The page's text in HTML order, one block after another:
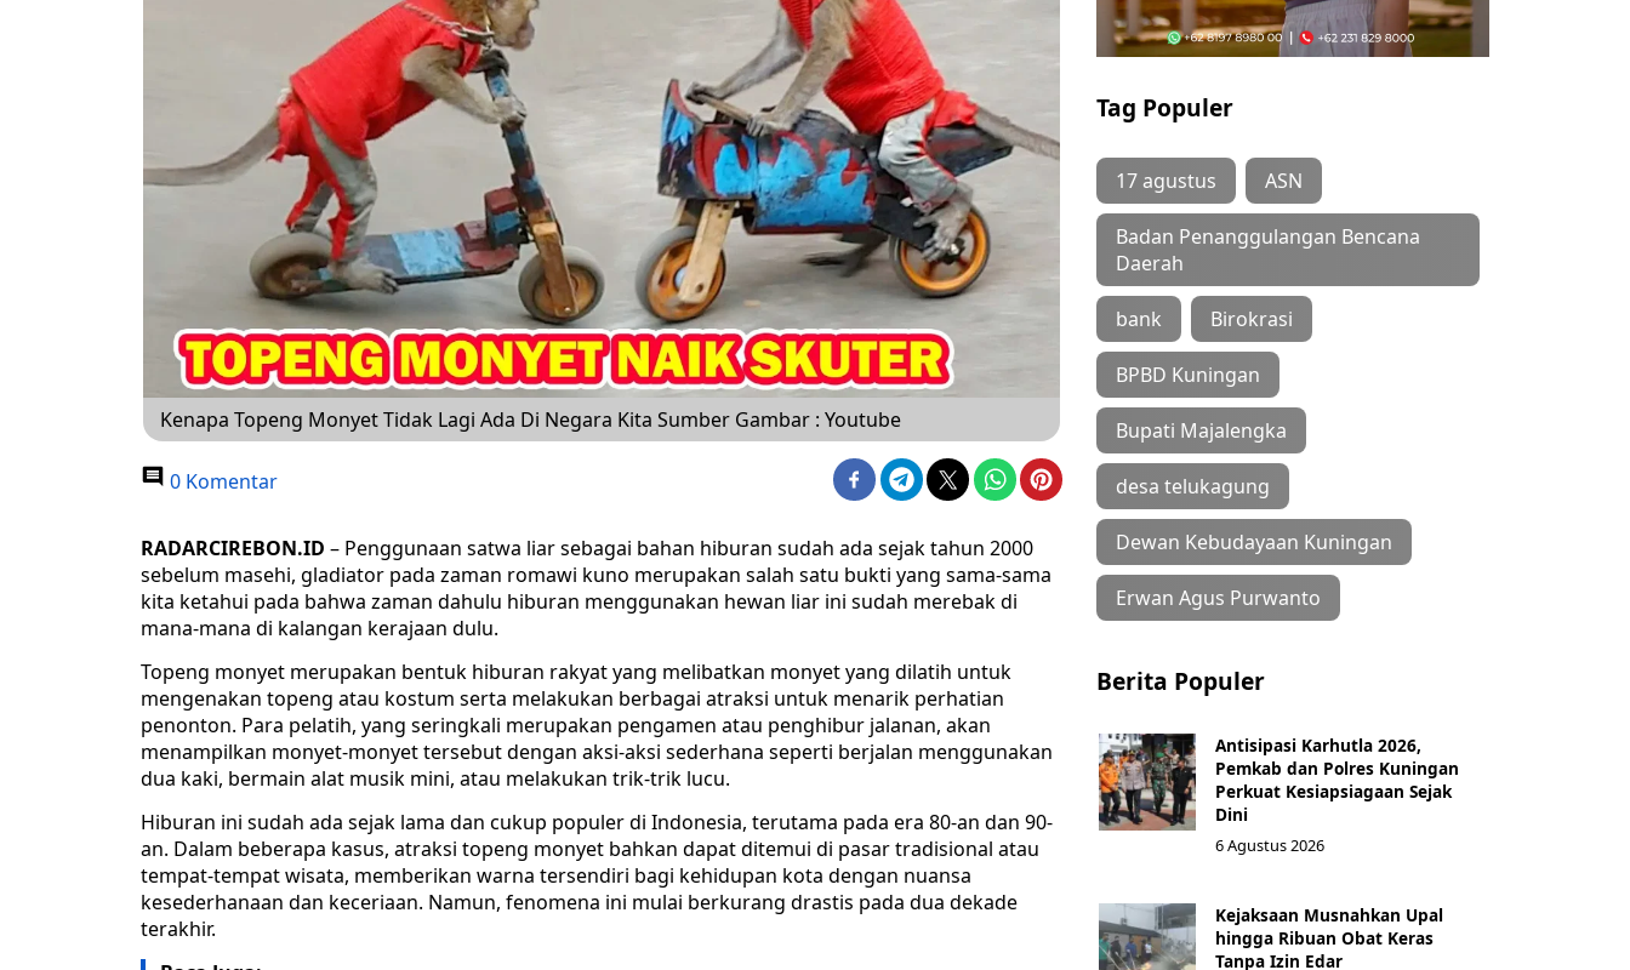
Kenapa Topeng Monyet Tidak Lagi Ada Di Negara Kita Sumber Gambar : Youtube
0 Komentar
RADARCIREBON.ID – Penggunaan satwa liar sebagai bahan hiburan sudah ada sejak tahun 2000
sebelum masehi, gladiator pada zaman romawi kuno merupakan salah satu bukti yang sama-sama
kita ketahui pada bahwa zaman dahulu hiburan menggunakan hewan liar ini sudah merebak di
mana-mana di kalangan kerajaan dulu.
Topeng monyet merupakan bentuk hiburan rakyat yang melibatkan monyet yang dilatih untuk
mengenakan topeng atau kostum serta melakukan berbagai atraksi untuk menarik perhatian
penonton. Para pelatih, yang seringkali merupakan pengamen atau penghibur jalanan, akan
menampilkan monyet-monyet tersebut dengan aksi-aksi sederhana seperti berjalan menggunakan
dua kaki, bermain alat musik mini, atau melakukan trik-trik lucu.
Hiburan ini sudah ada sejak lama dan cukup populer di Indonesia, terutama pada era 80-an dan 90-
an. Dalam beberapa kasus, atraksi topeng monyet bahkan dapat ditemui di pasar tradisional atau
tempat-tempat wisata, memberikan warna tersendiri bagi kehidupan kota dengan nuansa
kesederhanaan dan keceriaan. Namun, fenomena ini mulai berkurang drastis pada dua dekade
terakhir.
Tag Populer
17 agustus ASN
Badan Penanggulangan Bencana
Daerah
bank Birokrasi
BPBD Kuningan
Bupati Majalengka
desa telukagung
Dewan Kebudayaan Kuningan
Erwan Agus Purwanto
Berita Populer
Antisipasi Karhutla 2026,
Pemkab dan Polres Kuningan
Perkuat Kesiapsiagaan Sejak
Dini
6 Agustus 2026
Kejaksaan Musnahkan Upal
hingga Ribuan Obat Keras
Tanpa Izin Edar